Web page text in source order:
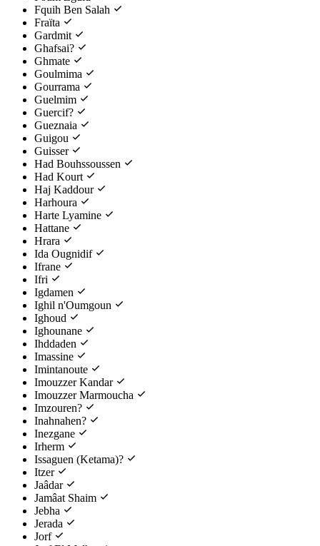
Fquih Ben Salah
Fraïta
Gardmit
Ghafsai?
Ghmate
Goulmima
Gourrama
Guelmim
Guercif?
Gueznaia
Guigou
Guisser
Had Bouhssoussen
Had Kourt
Haj Kaddour
Harhoura
Harte Lyamine
Hattane
Hrara
Ida Ougnidif
Ifrane
Ifri
Igdamen
Ighil n'Oumgoun
Ighoud
Ighounane
Ihddaden
Imassine
Imintanoute
Imouzzer Kandar
Imouzzer Marmoucha
Imzouren?
Inahnahen?
Inezgane
Irherm
Issaguen (Ketama)?
Itzer
Jaâdar
Jamâat Shaim
Jebha
Jerada
Jorf